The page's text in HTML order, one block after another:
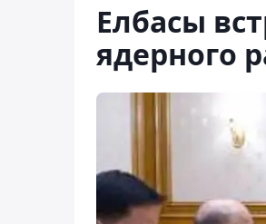
Елбасы
ядерного